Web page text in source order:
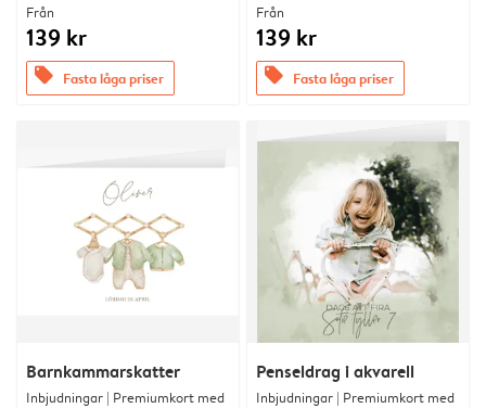
Från
139 kr
offers Fasta låga priser
Från
139 kr
offers Fasta låga priser
Barnkammarskatter
Inbjudningar | Premiumkort med
Penseldrag i akvarell
Inbjudningar | Premiumkort med